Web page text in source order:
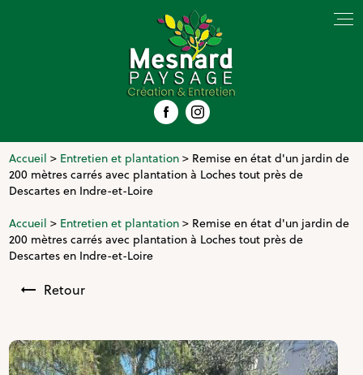
Accueil > Entretien et plantation > Remise en état d'un jardin de
200 mètres carrés avec plantation à Loches tout près de
Descartes en Indre-et-Loire
Accueil > Entretien et plantation > Remise en état d'un jardin de
200 mètres carrés avec plantation à Loches tout près de
Descartes en Indre-et-Loire
Retour
Panneau de gestion des cookies